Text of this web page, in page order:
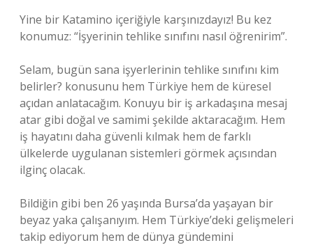
Yine bir Katamino içeriğiyle karşınızdayız! Bu kez
konumuz: “İşyerinin tehlike sınıfını nasıl öğrenirim”.
Selam, bugün sana işyerlerinin tehlike sınıfını kim
belirler? konusunu hem Türkiye hem de küresel
açıdan anlatacağım. Konuyu bir iş arkadaşına mesaj
atar gibi doğal ve samimi şekilde aktaracağım. Hem
iş hayatını daha güvenli kılmak hem de farklı
ülkelerde uygulanan sistemleri görmek açısından
ilginç olacak.
Bildiğin gibi ben 26 yaşında Bursa’da yaşayan bir
beyaz yaka çalışanıyım. Hem Türkiye’deki gelişmeleri
takip ediyorum hem de dünya gündemini